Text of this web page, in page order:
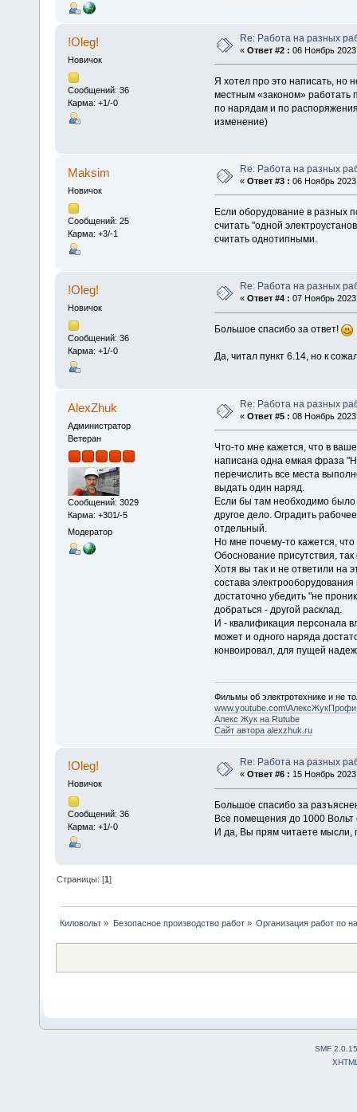
!Oleg!
Новичок
Сообщений: 36
Карма: +1/-0
Re: Работа на разных
« Ответ #2 : 06 Ноябрь
Я хотел про это написать,
местным «законом» работать
по нарядам и по
изменение)
Maksim
Новичок
Сообщений: 25
Карма: +3/-1
Re: Работа на разных
« Ответ #3 : 06 Ноябрь
Если оборудование в разных
считать "одной
считать однотипными.
!Oleg!
Новичок
Сообщений: 36
Карма: +1/-0
Re: Работа на разных
« Ответ #4 : 07 Ноябрь
Большое спасибо за ответ!
Да, читал пункт 6.14, но к
AlexZhuk
Администратор
Ветеран
Сообщений: 3029
Карма: +301/-5
Модератор
Re: Работа на разных
« Ответ #5 : 08 Ноябрь
Что-то мне кажется, что в
написана одна емкая фраза
перечислить все места
выдать один наряд.
Если бы там необходимо было
другое дело. Оградить
отдельный.
Но мне почему-то кажется,
Обоснование присутствия, так
Хотя вы так и не ответили на
состава
достаточно убедить "не
добраться - другой расклад.
И - квалификация персонала
может и одного наряда
конвоировал, для пущей
Фильмы об электротехнике и не
www.youtube.com\АлексЖукПрофи
Алекс Жук на Rutube
Сайт автора alexzhuk.ru
!Oleg!
Новичок
Сообщений: 36
Карма: +1/-0
Re: Работа на разных
« Ответ #6 : 15 Ноябрь
Большое спасибо за
Все помещения до 1000
И да, Вы прям читаете мысли,
Страницы: [1]
Киловольт » Безопасное производство работ» Организация работ по
SMF 2.0.15